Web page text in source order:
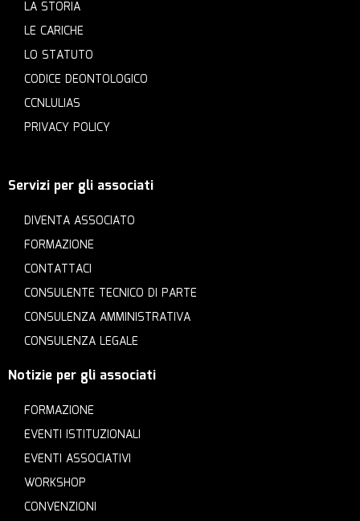
LA STORIA
LE CARICHE
LO STATUTO
CODICE DEONTOLOGICO
CCNLULIAS
PRIVACY POLICY
Servizi per gli associati
DIVENTA ASSOCIATO
FORMAZIONE
CONTATTACI
CONSULENTE TECNICO DI PARTE
CONSULENZA AMMINISTRATIVA
CONSULENZA LEGALE
Notizie per gli associati
FORMAZIONE
EVENTI ISTITUZIONALI
EVENTI ASSOCIATIVI
WORKSHOP
CONVENZIONI